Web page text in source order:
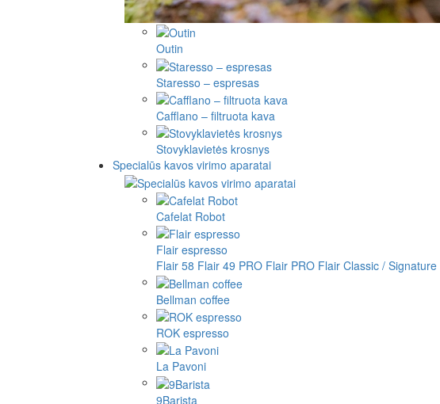
Outin
Staresso – espresas
Cafflano – filtruota kava
Stovyklavietės krosnys
Specialūs kavos virimo aparatai
Cafelat Robot
Flair espresso
Flair 58 Flair 49 PRO Flair PRO Flair Classic / Signature
Bellman coffee
ROK espresso
La Pavoni
9Barista